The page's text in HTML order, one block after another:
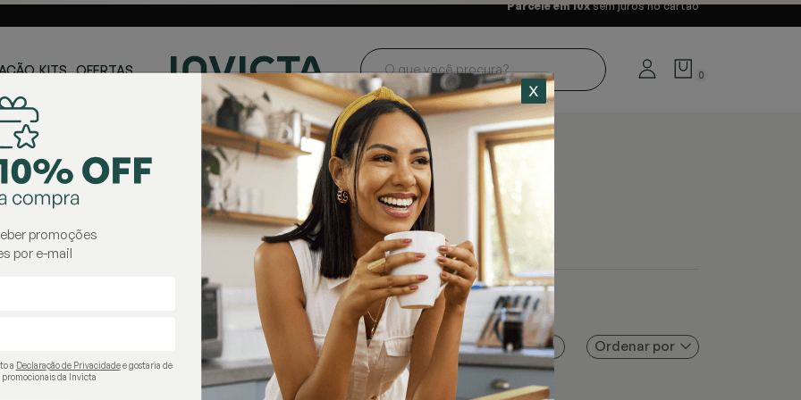
e Centro-
Loja oficialInvicta® no Brasil Parcele em 10xsem juros no cartão
KITS OFERTAS 0
Garrafas Térmicas Pressão
garrafas térmicas pressão
Filtros Ordenar por
promoções
por e-mail
a Declaração de Privacidadee gostaria de
da Invicta